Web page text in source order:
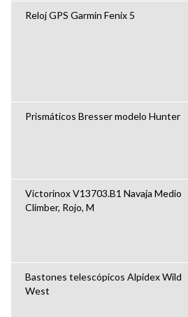
Reloj GPS Garmin Fenix 5
Prismáticos Bresser modelo Hunter
Victorinox V13703.B1 Navaja Medio
Climber, Rojo, M
Bastones telescópicos Alpidex Wild
West